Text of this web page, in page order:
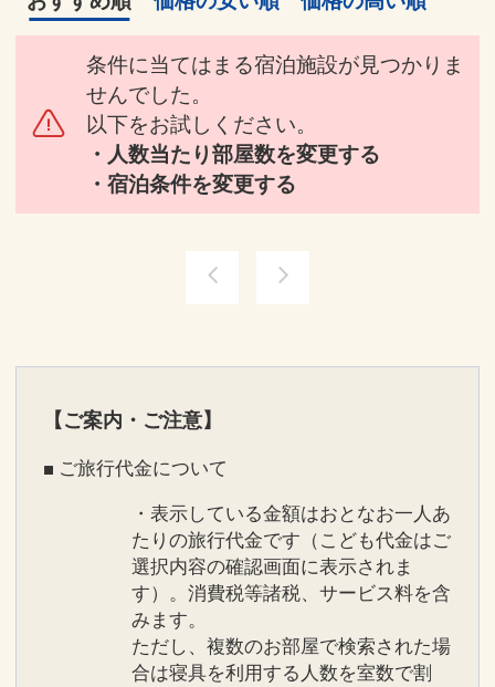
条件に当てはまる宿泊施設が見つかりま
せんでした。
以下をお試しください。
・人数当たり部屋数を変更する
・宿泊条件を変更する
【ご案内・ご注意】
■ ご旅行代金について
・表示している金額はおとなお一人あ
たりの旅行代金です（こども代金はご
選択内容の確認画面に表示されま
す）。消費税等諸税、サービス料を含
みます。
ただし、複数のお部屋で検索された場
合は寝具を利用する人数を室数で割